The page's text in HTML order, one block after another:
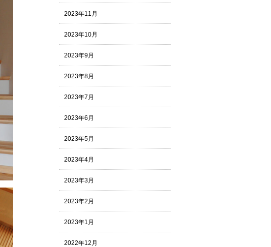
2023年11月
2023年10月
2023年9月
2023年8月
2023年7月
2023年6月
2023年5月
2023年4月
2023年3月
2023年2月
2023年1月
2022年12月